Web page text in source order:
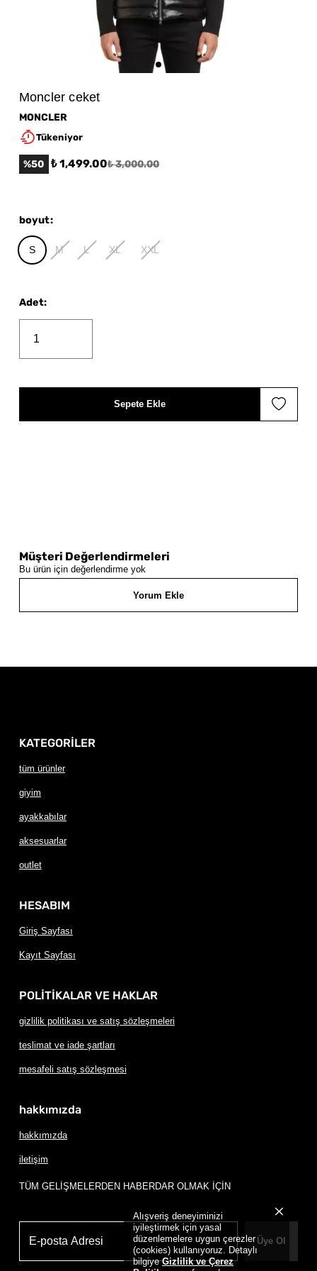
Alışveriş deneyiminizi
iyileştirmek için yasal
düzenlemelere uygun çerezler
(cookies) kullanıyoruz. Detaylı
bilgiyeGizlilik ve Çerez
Moncler ceket
MONCLER
Tükeniyor
%50 ₺ 1,499.00₺ 3,000.00
boyut:
S M L XL XXL
Adet:
Sepete Ekle
Müşteri Değerlendirmeleri
Bu ürün için değerlendirme yok
Yorum Ekle
KATEGORİLER
tüm ürünler
giyim
ayakkabılar
aksesuarlar
outlet
HESABIM
Giriş Sayfası
Kayıt Sayfası
POLİTİKALAR VE HAKLAR
gizlilik politikası ve satış sözleşmeleri
teslimat ve iade şartları
mesafeli satış sözleşmesi
hakkımızda
hakkımızda
iletişim
TÜM GELİŞMELERDEN HABERDAR OLMAK İÇİN
Üye Ol